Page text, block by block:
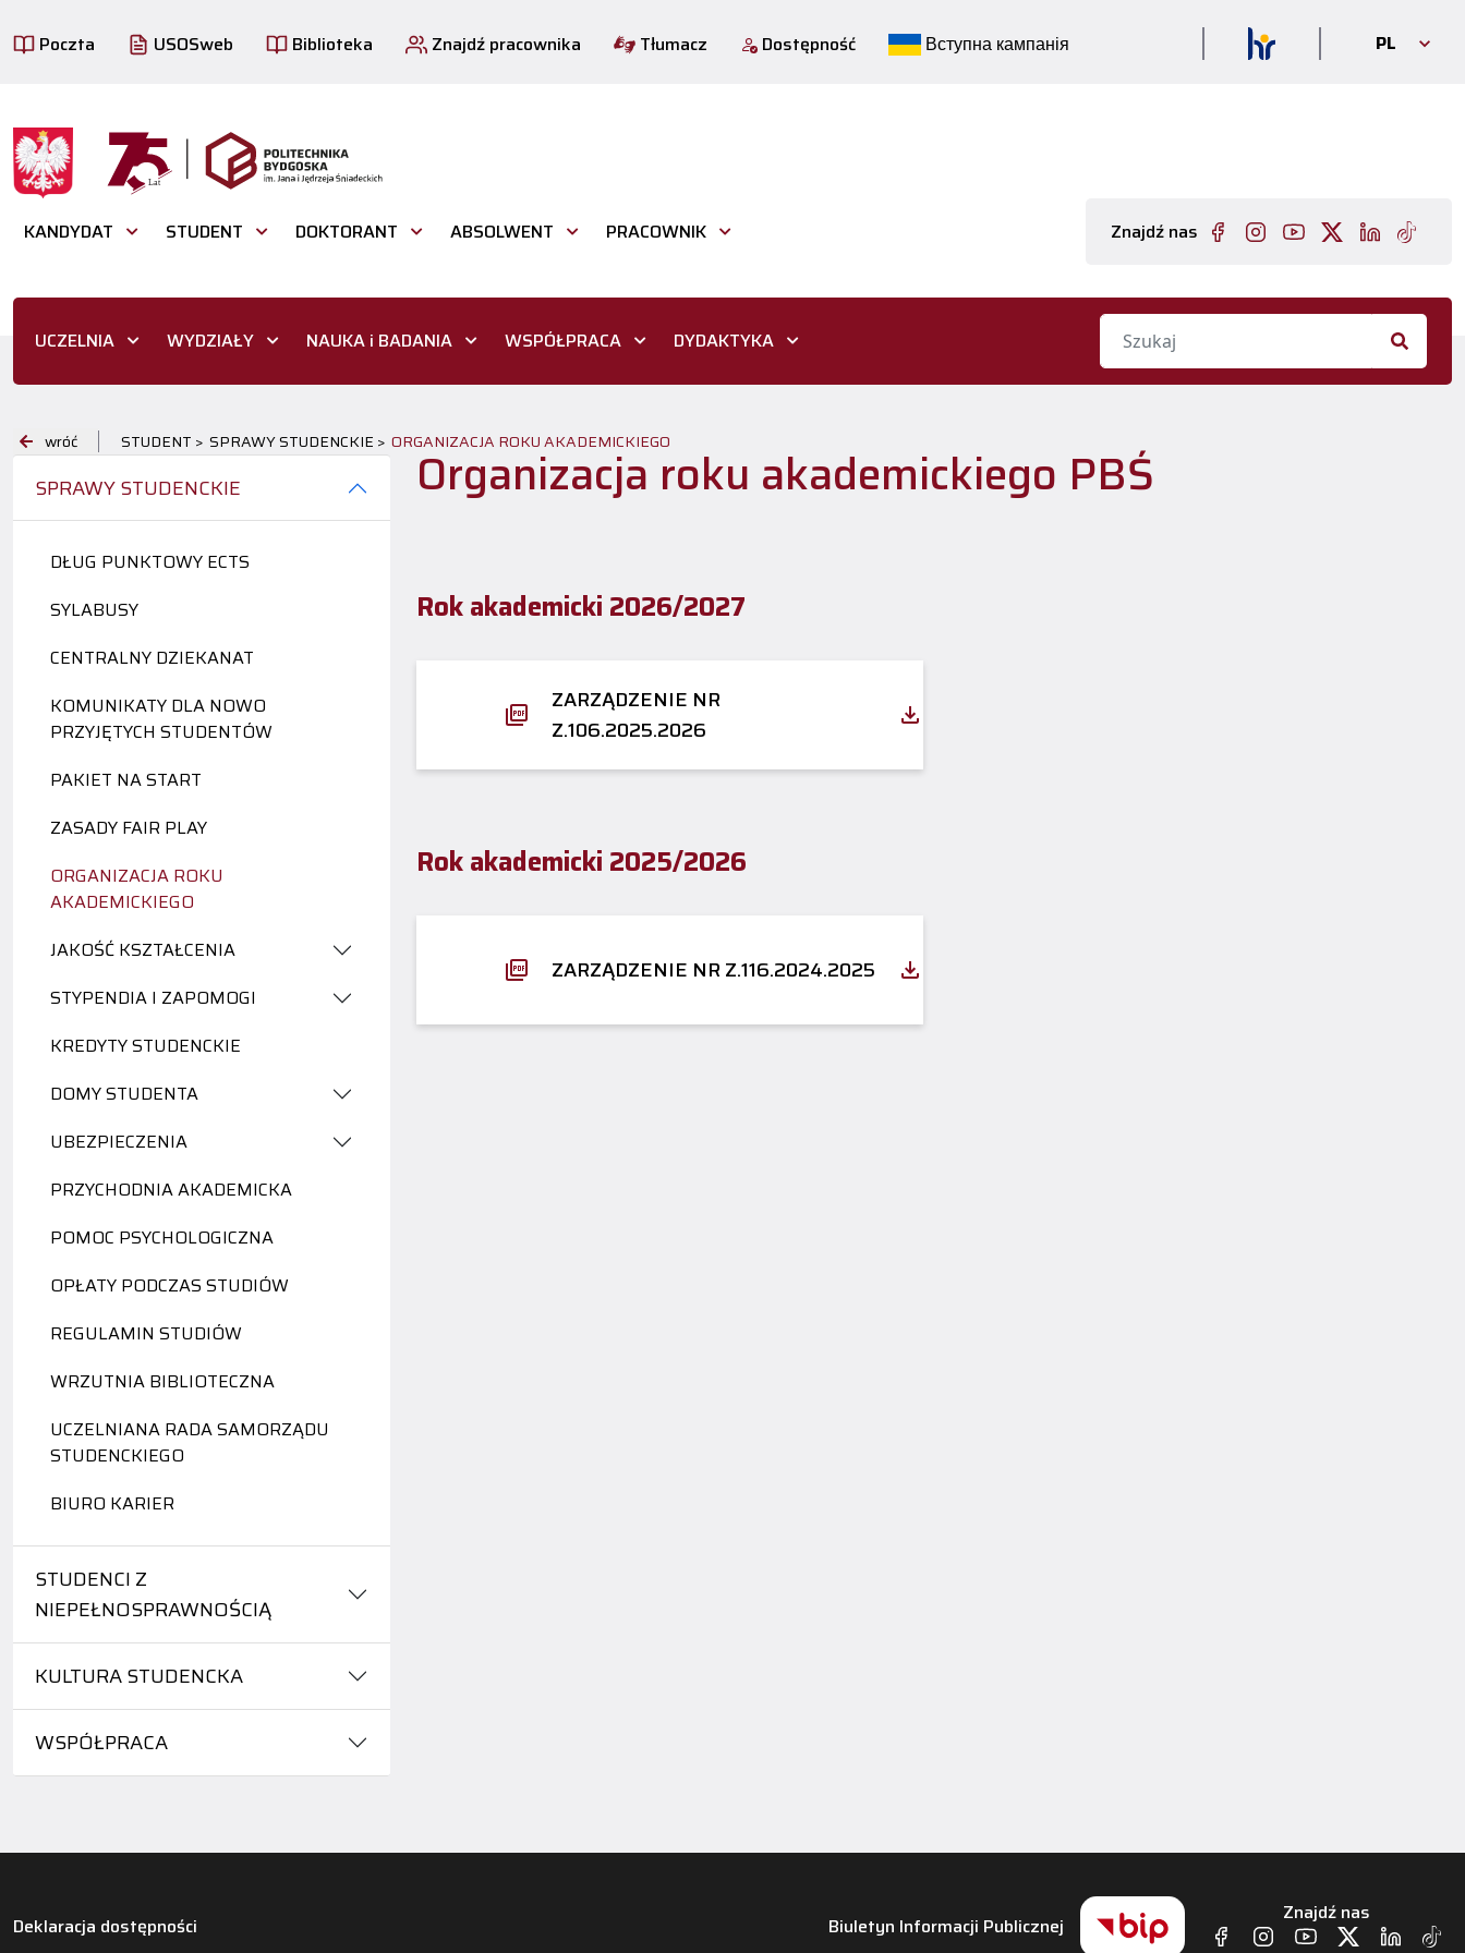
Poczta USOSweb Biblioteka Znajdź pracownika Tłumacz Dostępność Вступна кампанія PL
KANDYDAT STUDENT DOKTORANT ABSOLWENT PRACOWNIK Znajdź nas
UCZELNIA WYDZIAŁY NAUKA i BADANIA WSPÓŁPRACA DYDAKTYKA
wróć STUDENT > SPRAWY STUDENCKIE > ORGANIZACJA ROKU AKADEMICKIEGO
SPRAWY STUDENCKIE
DŁUG PUNKTOWY ECTS
SYLABUSY
CENTRALNY DZIEKANAT
KOMUNIKATY DLA NOWO
PRZYJĘTYCH STUDENTÓW
PAKIET NA START
ZASADY FAIR PLAY
ORGANIZACJA ROKU
AKADEMICKIEGO
JAKOŚĆ KSZTAŁCENIA
STYPENDIA I ZAPOMOGI
KREDYTY STUDENCKIE
DOMY STUDENTA
UBEZPIECZENIA
PRZYCHODNIA AKADEMICKA
POMOC PSYCHOLOGICZNA
OPŁATY PODCZAS STUDIÓW
REGULAMIN STUDIÓW
WRZUTNIA BIBLIOTECZNA
UCZELNIANA RADA SAMORZĄDU
STUDENCKIEGO
BIURO KARIER
STUDENCI Z
NIEPEŁNOSPRAWNOŚCIĄ
KULTURA STUDENCKA
WSPÓŁPRACA
Organizacja roku akademickiego PBŚ
Rok akademicki 2026/2027
ZARZĄDZENIE NR
Z.106.2025.2026
Rok akademicki 2025/2026
ZARZĄDZENIE NR Z.116.2024.2025
Deklaracja dostępności Biuletyn Informacji Publicznej
Znajdź nas